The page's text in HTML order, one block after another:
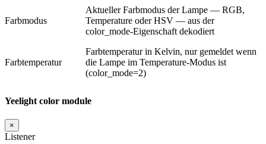
Farbmodus
Aktueller Farbmodus der Lampe — RGB,
Temperature oder HSV — aus der
color_mode-Eigenschaft dekodiert
Farbtemperatur
Farbtemperatur in Kelvin, nur gemeldet wenn
die Lampe im Temperature-Modus ist
(color_mode=2)
Yeelight color module
×
Listener